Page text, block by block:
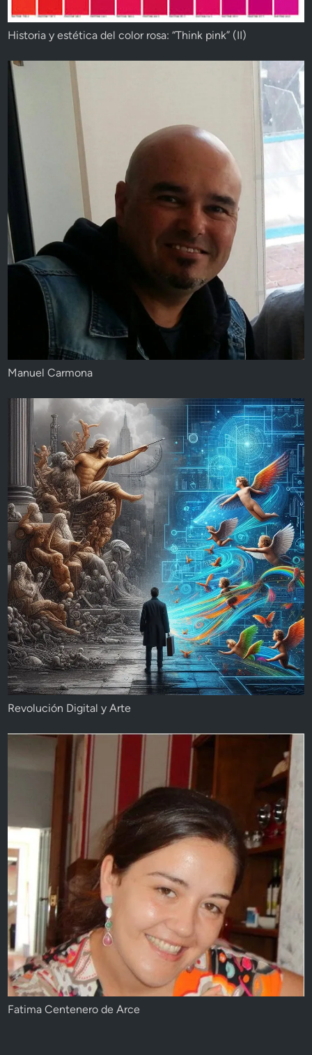
Historia y estética del color rosa: “Think pink” (II)
Manuel Carmona
Revolución Digital y Arte
Fatima Centenero de Arce